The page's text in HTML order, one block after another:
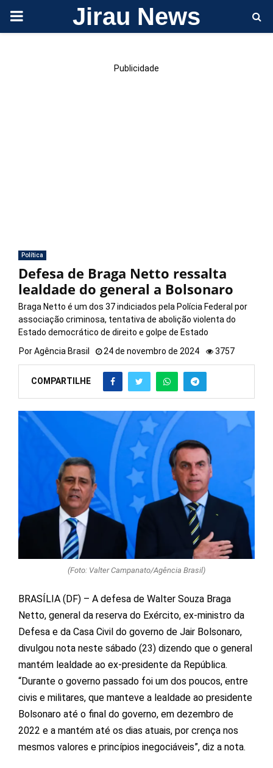
PRIMARY Jirau News
Publicidade
Política
Defesa de Braga Netto ressalta
lealdade do general a Bolsonaro
Braga Netto é um dos 37 indiciados pela Polícia Federal por
associação criminosa, tentativa de abolição violenta do
Estado democrático de direito e golpe de Estado
PorAgência Brasil 24 de novembro de 2024 3757
COMPARTILHE
(Foto: Valter Campanato/Agência Brasil)
BRASÍLIA (DF) – A defesa de Walter Souza Braga
Netto, general da reserva do Exército, ex-ministro da
Defesa e da Casa Civil do governo de Jair Bolsonaro,
divulgou nota neste sábado (23) dizendo que o general
mantém lealdade ao ex-presidente da República.
“Durante o governo passado foi um dos poucos, entre
civis e militares, que manteve a lealdade ao presidente
Bolsonaro até o final do governo, em dezembro de
2022 e a mantém até os dias atuais, por crença nos
mesmos valores e princípios inegociáveis”, diz a nota.